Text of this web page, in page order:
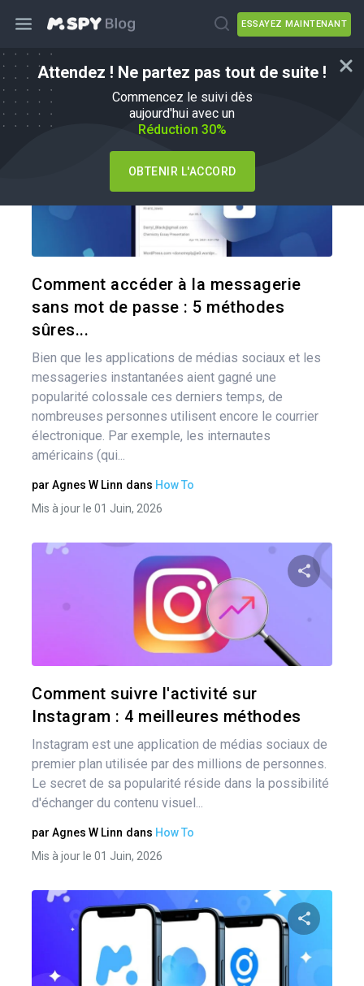
ESSAYEZ MAINTENANT
Attendez ! Ne partez pas tout de suite !
Commencez le suivi dès
aujourd'hui avec un
Réduction 30%
OBTENIR L'ACCORD
Comment faire
Comment accéder à la messagerie
sans mot de passe : 5 méthodes
sûres...
Bien que les applications de médias sociaux et les
messageries instantanées aient gagné une
popularité colossale ces derniers temps, de
nombreuses personnes utilisent encore le courrier
électronique. Par exemple, les internautes
américains (qui...
par Agnes W Linn dans How To
Mis à jour le 01 Juin, 2026
Comment suivre l'activité sur
Instagram : 4 meilleures méthodes
Instagram est une application de médias sociaux de
premier plan utilisée par des millions de personnes.
Le secret de sa popularité réside dans la possibilité
d'échanger du contenu visuel...
par Agnes W Linn dans How To
Mis à jour le 01 Juin, 2026